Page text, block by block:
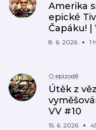
Amerika
epické
Čapáku! |
8. 6. 2026 1
O epizodě
Útěk z
VV #10
15. 6. 2026